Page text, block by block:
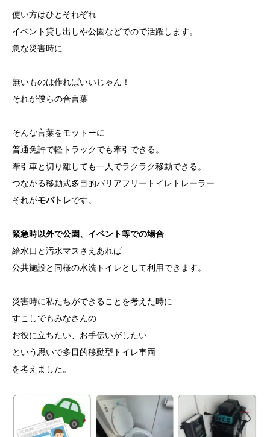
使い方はひとそれぞれ
イベント貸し出しや公園などでので活躍します。
急な災害時に
無いものは作ればいいじゃん！
それが僕らの合言葉
そんな言葉をモットーに
普通免許で軽トラックでも牽引できる。
牽引車と切り離しても一人でラクラク移動できる。
つながる移動式多目的バリアフリートイレトレーラー
それがモバトレです。
緊急時以外で公園、イベント等での場合
給水口と汚水マスさえあれば
公共施設と同様の水洗トイレとして利用できます。
災害時に私たちができることを考えた時に
すこしでもみなさんの
お役に立ちたい、お手伝いがしたい
という思いで多目的移動型トイレ車両
を考えました。